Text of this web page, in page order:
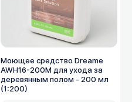
Моющее средство Dreame
AWH16-200M для ухода за
деревянным полом - 200 мл
(1:200)